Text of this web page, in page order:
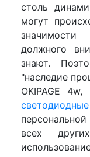
столь
могут
должного
знают.
"наследие
OKIPAGE
светодиодные
всех